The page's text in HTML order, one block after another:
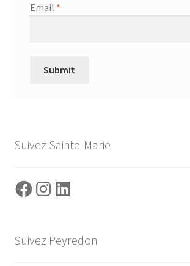
Email *
Suivez Sainte-Marie
FacebookInstagram
LinkedIn
Suivez Peyredon